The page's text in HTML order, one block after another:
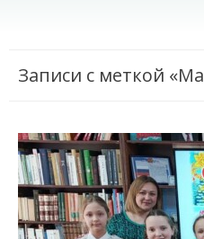
Записи с меткой